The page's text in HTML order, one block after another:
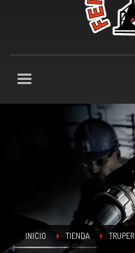
INICIO TIENDA TRUPER